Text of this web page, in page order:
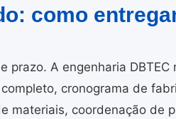
como
prazo. A engenharia
cronograma de
materiais, coordenação de